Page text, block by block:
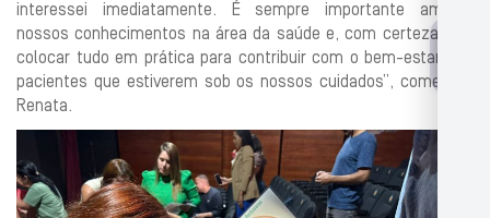
interessei imediatamente. É sempre importante ampliar
nossos conhecimentos na área da saúde e, com certeza, vou
colocar tudo em prática para contribuir com o bem-estar dos
pacientes que estiverem sob os nossos cuidados”, comentou
Renata.